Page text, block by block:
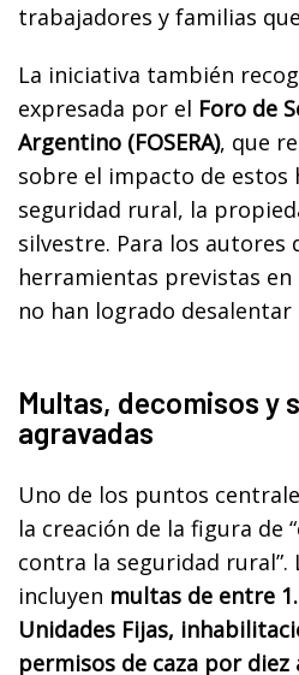
trabajadores y familias
La iniciativa también
expresada por el Foro de
Argentino (FOSERA), que
sobre el impacto de estos
seguridad rural, la
silvestre. Para los autores
herramientas previstas
no han logrado desalentar
Multas, decomisos y
agravadas
Uno de los puntos
la creación de la figura de
contra la seguridad rural”.
incluyen multas de entre
Unidades Fijas,
permisos de caza por diez